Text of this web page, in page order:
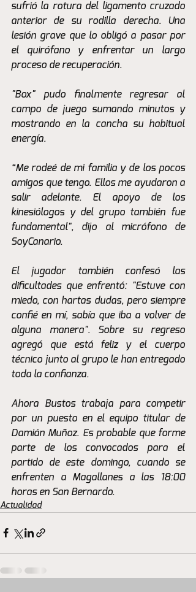
sufrió la rotura del ligamento cruzado
anterior de su rodilla derecha. Una
lesión grave que lo obligó a pasar por
el quirófano y enfrentar un largo
proceso de recuperación.
"Box" pudo finalmente regresar al
campo de juego sumando minutos y
mostrando en la cancha su habitual
energía.
“Me rodeé de mi familia y de los pocos
amigos que tengo. Ellos me ayudaron a
salir adelante. El apoyo de los
kinesiólogos y del grupo también fue
fundamental", dijo al micrófono de
SoyCanario.
El jugador también confesó las
dificultades que enfrentó: "Estuve con
miedo, con hartas dudas, pero siempre
confié en mí, sabía que iba a volver de
alguna manera". Sobre su regreso
agregó que está feliz y el cuerpo
técnico junto al grupo le han entregado
toda la confianza.
Ahora Bustos trabaja para competir
por un puesto en el equipo titular de
Damián Muñoz. Es probable que forme
parte de los convocados para el
partido de este domingo, cuando se
enfrenten a Magallanes a las 18:00
horas en San Bernardo.
Actualidad